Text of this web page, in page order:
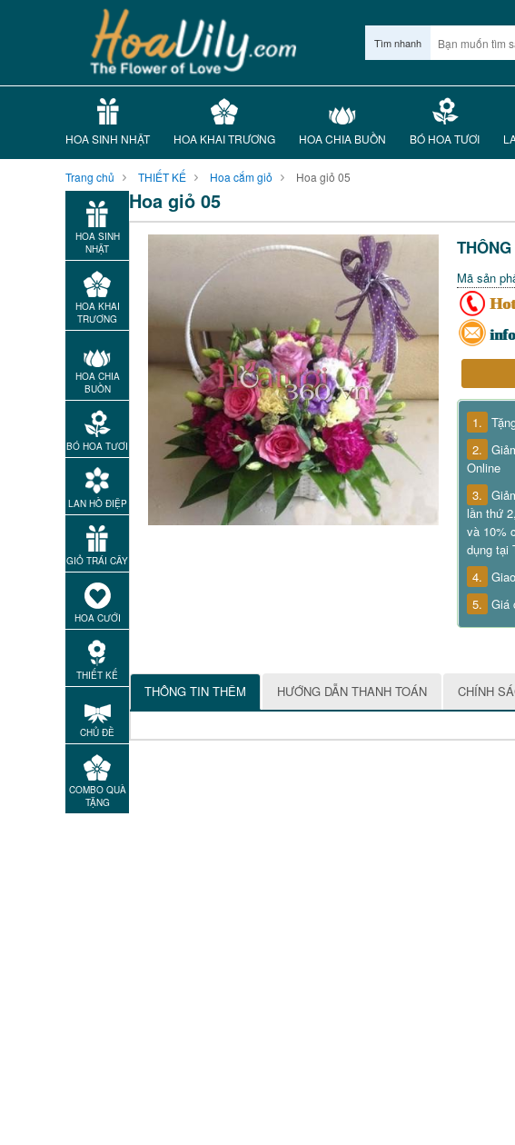
Tìm nhanh
HOA SINH NHẬT HOA KHAI TRƯƠNG HOA CHIA BUỒN BÓ HOA TƯƠI
Trang chủ THIẾT KẾ Hoa cắm giỏ Hoa giỏ 05
HOA SINH
NHẬT
HOA KHAI
TRƯƠNG
HOA CHIA
BUỒN
BÓ HOA TƯƠI
LAN HỒ ĐIỆP
GIỎ TRÁI CÂY
HOA CƯỚI
THIẾT KẾ
CHỦ ĐỀ
COMBO QUÀ
TẶNG
Hoa giỏ 05
Mã sản
1.
2.
Online
3.
lần thứ
và 10%
dụng tại
4.
5. Giá
THÔNG TIN THÊM HƯỚNG DẪN THANH TOÁN CHÍNH